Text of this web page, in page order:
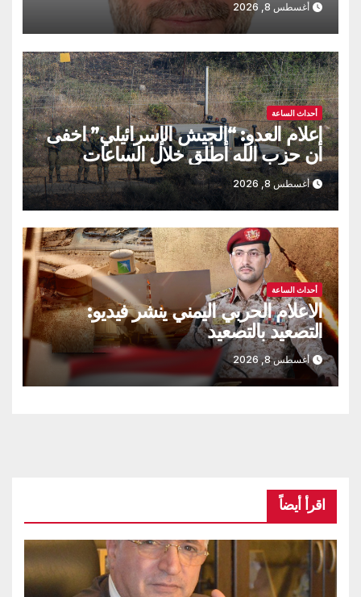
أغسطس 8, 2026
أحداث الساعة
اعلام العدو: “الجيش الإسرائيلي” اخفى
أن حزب الله أطلق خلال الساعات
الماضية طائرة مسيّرة مفخخة
أغسطس 8, 2026
أحداث الساعة
الاعلام الحربي اليمني ينشر فيديو:
التصعيد بالتصعيد
أغسطس 8, 2026
اقرأ أيضاً